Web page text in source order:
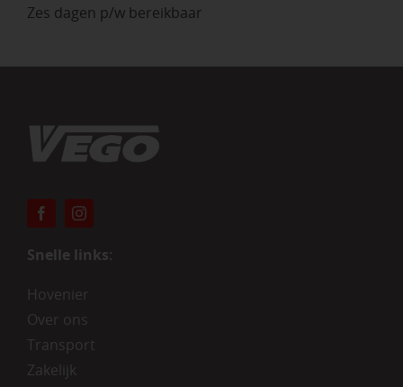
Zes dagen p/w bereikbaar
Snelle links:
Hovenier
Over ons
Transport
Zakelijk